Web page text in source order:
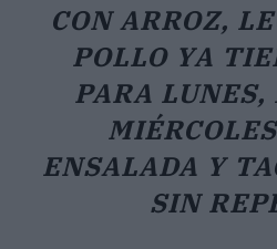
CON ARROZ,
POLLO YA
PARA LUNES,
ENSALADA Y
SIN